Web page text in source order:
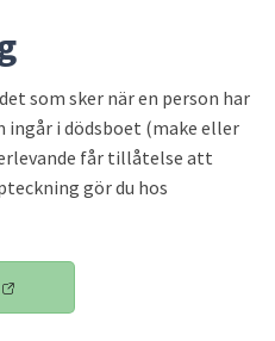
som sker när en person har
i dödsboet (make eller
får tillåtelse att
gör du hos
webbplats)